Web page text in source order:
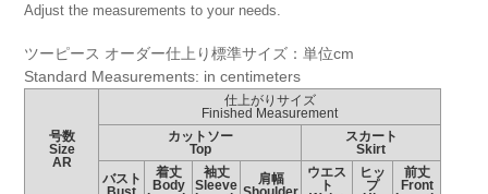
Adjust the measurements to your needs.
ツーピース オーダー仕上り標準サイズ：単位cm
Standard Measurements: in centimeters
号数
Size
AR
仕上がりサイズ
Finished Measurement
カットソー
Top
スカート
Skirt
バスト
着丈
Body
袖丈
Sleeve
肩幅
ウエス
ト
ヒッ
プ
前丈
Front